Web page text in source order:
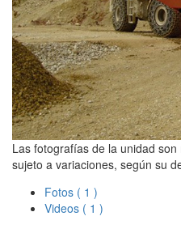
Las fotografías de la unidad
sujeto a variaciones, según su
Fotos ( 1 )
Videos ( 1 )